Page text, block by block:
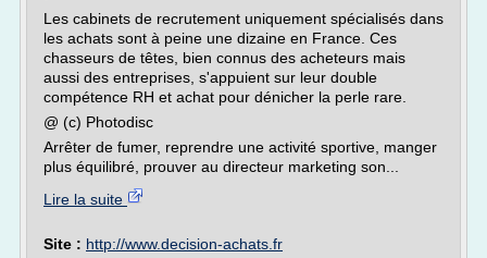
Les cabinets de recrutement uniquement spécialisés dans
les achats sont à peine une dizaine en France. Ces
chasseurs de têtes, bien connus des acheteurs mais
aussi des entreprises, s'appuient sur leur double
compétence RH et achat pour dénicher la perle rare.
@ (c) Photodisc
Arrêter de fumer, reprendre une activité sportive, manger
plus équilibré, prouver au directeur marketing son...
Lire la suite
Site : http://www.decision-achats.fr